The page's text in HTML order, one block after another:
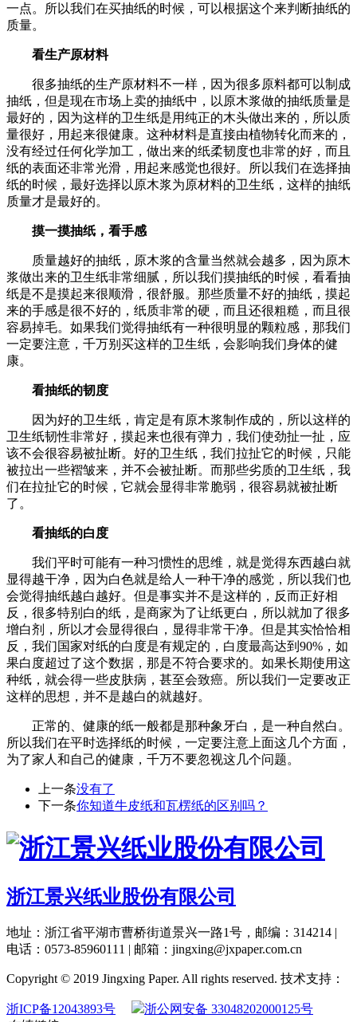
一点。所以我们在买抽纸的时候，可以根据这个来判断抽纸的
质量。
看生产原材料
很多抽纸的生产原材料不一样，因为很多原料都可以制成
抽纸，但是现在市场上卖的抽纸中，以原木浆做的抽纸质量是
最好的，因为这样的卫生纸是用纯正的木头做出来的，所以质
量很好，用起来很健康。这种材料是直接由植物转化而来的，
没有经过任何化学加工，做出来的纸柔韧度也非常的好，而且
纸的表面还非常光滑，用起来感觉也很好。所以我们在选择抽
纸的时候，最好选择以原木浆为原材料的卫生纸，这样的抽纸
质量才是最好的。
摸一摸抽纸，看手感
质量越好的抽纸，原木浆的含量当然就会越多，因为原木
浆做出来的卫生纸非常细腻，所以我们摸抽纸的时候，看看抽
纸是不是摸起来很顺滑，很舒服。那些质量不好的抽纸，摸起
来的手感是很不好的，纸质非常的硬，而且还很粗糙，而且很
容易掉毛。如果我们觉得抽纸有一种很明显的颗粒感，那我们
一定要注意，千万别买这样的卫生纸，会影响我们身体的健
康。
看抽纸的韧度
因为好的卫生纸，肯定是有原木浆制作成的，所以这样的
卫生纸韧性非常好，摸起来也很有弹力，我们使劲扯一扯，应
该不会很容易被扯断。好的卫生纸，我们拉扯它的时候，只能
被拉出一些褶皱来，并不会被扯断。而那些劣质的卫生纸，我
们在拉扯它的时候，它就会显得非常脆弱，很容易就被扯断
了。
看抽纸的白度
我们平时可能有一种习惯性的思维，就是觉得东西越白就
显得越干净，因为白色就是给人一种干净的感觉，所以我们也
会觉得抽纸越白越好。但是事实并不是这样的，反而正好相
反，很多特别白的纸，是商家为了让纸更白，所以就加了很多
增白剂，所以才会显得很白，显得非常干净。但是其实恰恰相
反，我们国家对纸的白度是有规定的，白度最高达到90%，如
果白度超过了这个数据，那是不符合要求的。如果长期使用这
种纸，就会得一些皮肤病，甚至会致癌。所以我们一定要改正
这样的思想，并不是越白的就越好。
正常的、健康的纸一般都是那种象牙白，是一种自然白。
所以我们在平时选择纸的时候，一定要注意上面这几个方面，
为了家人和自己的健康，千万不要忽视这几个问题。
上一条没有了
下一条你知道牛皮纸和瓦楞纸的区别吗？
浙江景兴纸业股份有限公司
地址：浙江省平湖市曹桥街道景兴一路1号，邮编：314214 |
电话：0573-85960111 | 邮箱：jingxing@jxpaper.com.cn
Copyright © 2019 Jingxing Paper. All rights reserved. 技术支持：
浙ICP备12043893号
浙公网安备 33048202000125号